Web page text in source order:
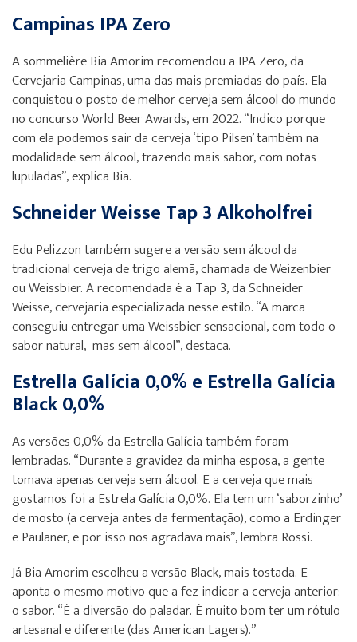
Campinas IPA Zero
A sommelière Bia Amorim recomendou a IPA Zero, da
Cervejaria Campinas, uma das mais premiadas do país. Ela
conquistou o posto de melhor cerveja sem álcool do mundo
no concurso World Beer Awards, em 2022. “Indico porque
com ela podemos sair da cerveja ‘tipo Pilsen’ também na
modalidade sem álcool, trazendo mais sabor, com notas
lupuladas”, explica Bia.
Schneider Weisse Tap 3 Alkoholfrei
Edu Pelizzon também sugere a versão sem álcool da
tradicional cerveja de trigo alemã, chamada de Weizenbier
ou Weissbier. A recomendada é a Tap 3, da Schneider
Weisse, cervejaria especializada nesse estilo. “A marca
conseguiu entregar uma Weissbier sensacional, com todo o
sabor natural, mas sem álcool”, destaca.
Estrella Galícia 0,0% e Estrella Galícia
Black 0,0%
As versões 0,0% da Estrella Galícia também foram
lembradas. “Durante a gravidez da minha esposa, a gente
tomava apenas cerveja sem álcool. E a cerveja que mais
gostamos foi a Estrela Galícia 0,0%. Ela tem um ‘saborzinho’
de mosto (a cerveja antes da fermentação), como a Erdinger
e Paulaner, e por isso nos agradava mais”, lembra Rossi.
Já Bia Amorim escolheu a versão Black, mais tostada. E
aponta o mesmo motivo que a fez indicar a cerveja anterior:
o sabor. “É a diversão do paladar. É muito bom ter um rótulo
artesanal e diferente (das American Lagers).”